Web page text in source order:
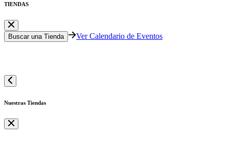
TIENDAS
Buscar una Tienda Ver Calendario de Eventos
Nuestras Tiendas